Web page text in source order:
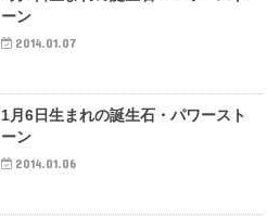
ーン
2014.01.07
1月6日生まれの誕生石・パワースト
ーン
2014.01.06